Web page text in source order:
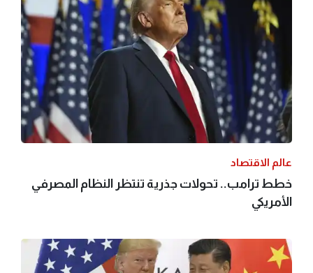
عالم الاقتصاد
خطط ترامب.. تحولات جذرية تنتظر النظام المصرفي
الأمريكي